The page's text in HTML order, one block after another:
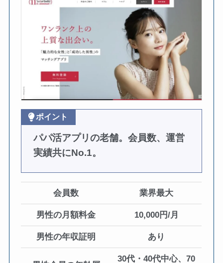
ポイント
パパ活アプリの老舗。会員数、運営
実績共にNo.1。
会員数 業界最大
男性の月額料金 10,000円/月
男性の年収証明 あり
30代・40代中心、70